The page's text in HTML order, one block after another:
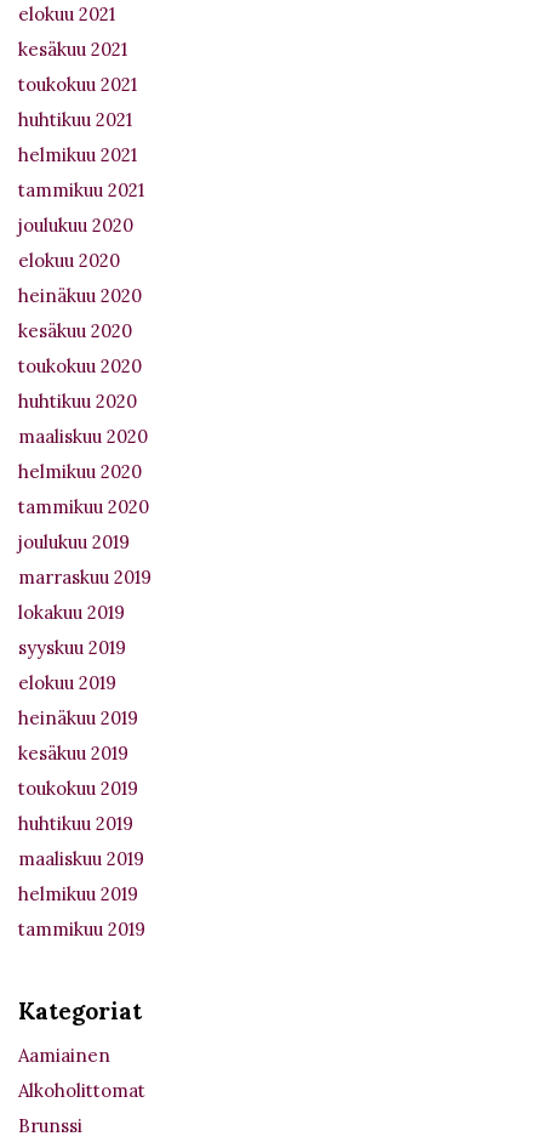
elokuu 2021
kesäkuu 2021
toukokuu 2021
huhtikuu 2021
helmikuu 2021
tammikuu 2021
joulukuu 2020
elokuu 2020
heinäkuu 2020
kesäkuu 2020
toukokuu 2020
huhtikuu 2020
maaliskuu 2020
helmikuu 2020
tammikuu 2020
joulukuu 2019
marraskuu 2019
lokakuu 2019
syyskuu 2019
elokuu 2019
heinäkuu 2019
kesäkuu 2019
toukokuu 2019
huhtikuu 2019
maaliskuu 2019
helmikuu 2019
tammikuu 2019
Kategoriat
Aamiainen
Alkoholittomat
Brunssi